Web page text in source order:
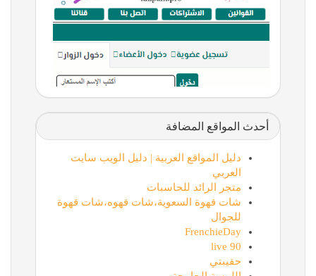
أحدث المواقع المضافة
دليل المواقع العربية | دليل الويب سايت
العربي
متجر الرائد للحاسبات
شات قهوة السعوية،شات قهوه،شات قهوة
للجوال
FrenchieDay
90 live
حقيبتي